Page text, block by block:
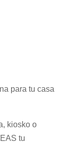
para tu casa
kiosko o
tu